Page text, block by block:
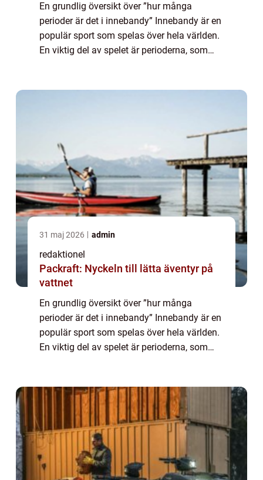
En grundlig översikt över ”hur många
perioder är det i innebandy” Innebandy är en
populär sport som spelas över hela världen.
En viktig del av spelet är perioderna, som
31 maj 2026 admin
redaktionel
Packraft: Nyckeln till lätta äventyr på
vattnet
En grundlig översikt över ”hur många
perioder är det i innebandy” Innebandy är en
populär sport som spelas över hela världen.
En viktig del av spelet är perioderna, som